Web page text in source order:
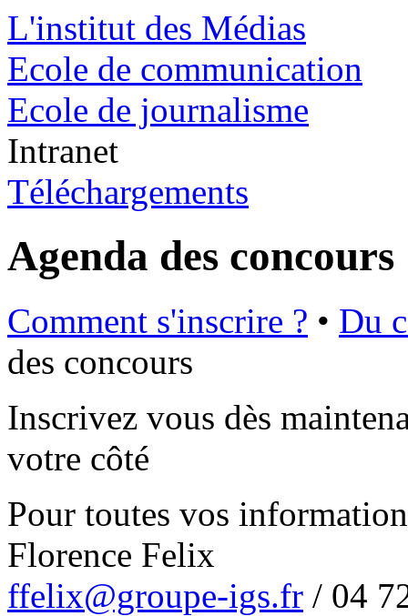
L'institut des Médias
Ecole de communication
Ecole de journalisme
Intranet
Téléchargements
Agenda des concours
Comment s'inscrire ? • Du
des concours
Inscrivez vous dès
votre côté
Pour toutes vos
Florence Felix
ffelix@groupe-igs.fr / 04